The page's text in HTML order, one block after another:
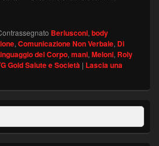
delle mani dei politici – TG Gold
Berlusconi,body
,Comunicazione Non Verbale, Di
del Corpo,mani,Meloni, Roly
Gold Salute e Società | Lascia una